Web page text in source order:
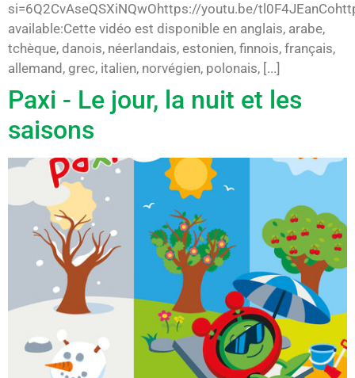
si=6Q2CvAseQSXiNQwOhttps://youtu.be/
available:Cette vidéo est disponible en anglais, arabe,
tchèque, danois, néerlandais, estonien, finnois, français,
allemand, grec, italien, norvégien, polonais, [...]
Paxi - Le jour, la nuit et les
saisons